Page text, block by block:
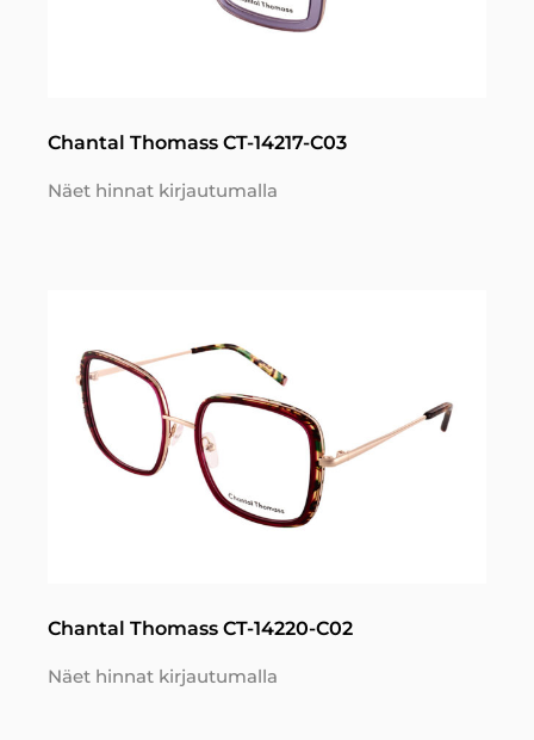
Chantal Thomass CT-14217-C03
Näet hinnat kirjautumalla
Chantal Thomass CT-14220-C02
Näet hinnat kirjautumalla